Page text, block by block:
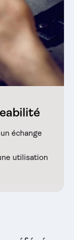
échange
utilisation